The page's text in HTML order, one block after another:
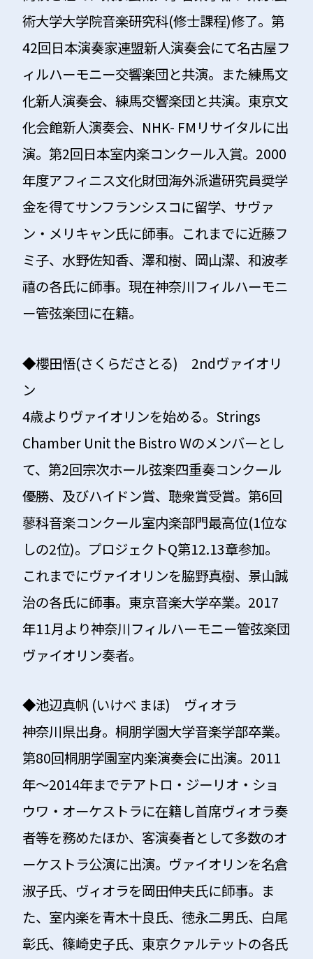
術大学大学院音楽研究科(修士課程)修了。第
42回日本演奏家連盟新人演奏会にて名古屋フ
ィルハーモニー交響楽団と共演。また練馬文
化新人演奏会、練馬交響楽団と共演。東京文
化会館新人演奏会、NHK- FMリサイタルに出
演。第2回日本室内楽コンクール入賞。2000
年度アフィニス文化財団海外派遣研究員奨学
金を得てサンフランシスコに留学、サヴァ
ン・メリキャン氏に師事。これまでに近藤フ
ミ子、水野佐知香、澤和樹、岡山潔、和波孝
禧の各氏に師事。現在神奈川フィルハーモニ
ー管弦楽団に在籍。
◆櫻田悟(さくらださとる) 2ndヴァイオリ
ン
4歳よりヴァイオリンを始める。Strings
Chamber Unit the Bistro Wのメンバーとし
て、第2回宗次ホール弦楽四重奏コンクール
優勝、及びハイドン賞、聴衆賞受賞。第6回
蓼科音楽コンクール室内楽部門最高位(1位な
しの2位)。プロジェクトQ第12.13章参加。
これまでにヴァイオリンを脇野真樹、景山誠
治の各氏に師事。東京音楽大学卒業。2017
年11月より神奈川フィルハーモニー管弦楽団
ヴァイオリン奏者。
◆池辺真帆 (いけべ まほ) ヴィオラ
神奈川県出身。桐朋学園大学音楽学部卒業。
第80回桐朋学園室内楽演奏会に出演。2011
年〜2014年までテアトロ・ジーリオ・ショ
ウワ・オーケストラに在籍し首席ヴィオラ奏
者等を務めたほか、客演奏者として多数のオ
ーケストラ公演に出演。ヴァイオリンを名倉
淑子氏、ヴィオラを岡田伸夫氏に師事。ま
た、室内楽を青木十良氏、徳永二男氏、白尾
彰氏、篠崎史子氏、東京クァルテットの各氏